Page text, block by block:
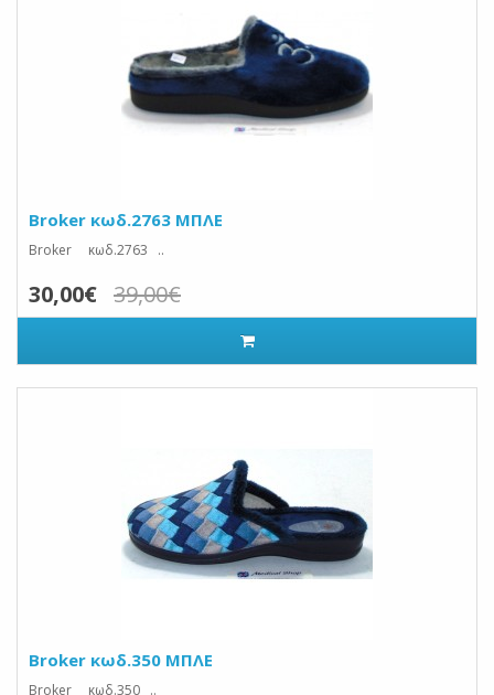
Broker κωδ.2763 ΜΠΛΕ
Broker κωδ.2763 ..
30,00€ 39,00€
Broker κωδ.350 ΜΠΛΕ
Broker κωδ.350 ..